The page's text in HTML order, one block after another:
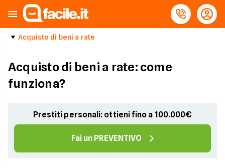
Acquisto di beni a rate
Acquisto di beni a rate: come
funziona?
Prestiti personali: ottieni fino a 100.000€
Fai un PREVENTIVO